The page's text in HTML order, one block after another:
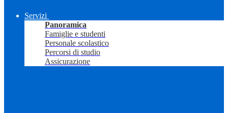
Servizi
Panoramica
Famiglie e studenti
Personale scolastico
Percorsi di studio
Assicurazione